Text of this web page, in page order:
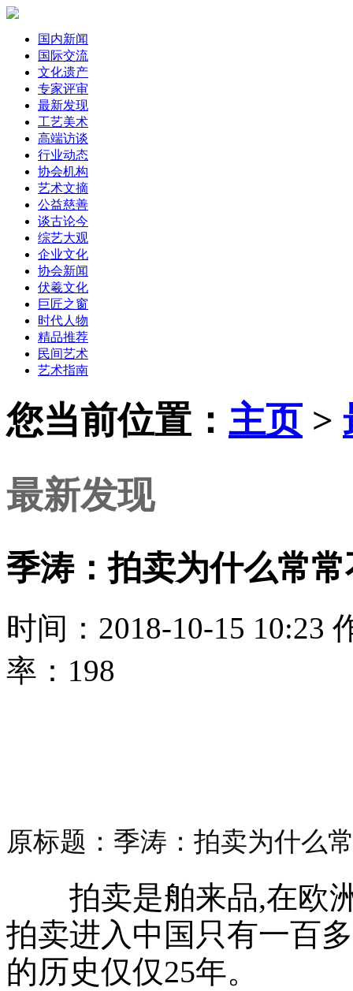
国内新闻
国际交流
文化遗产
专家评审
最新发现
工艺美术
高端访谈
行业动态
协会机构
艺术文摘
公益慈善
谈古论今
综艺大观
企业文化
协会新闻
伏羲文化
巨匠之窗
时代人物
精品推荐
民间艺术
艺术指南
您当前位置： 主页>
最新发现
季涛：拍卖为什么常
时间：2018-10-15 10:23
率：198
原标题：季涛：拍卖为什么
拍卖是舶来品,在欧洲
拍卖进入中国只有一百
的历史仅仅25年。